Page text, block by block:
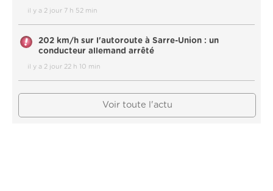
il y a 2 jour 7 h 52 min
202 km/h sur l'autoroute à Sarre-Union : un
conducteur allemand arrêté
il y a 2 jour 22 h 10 min
Voir toute l'actu